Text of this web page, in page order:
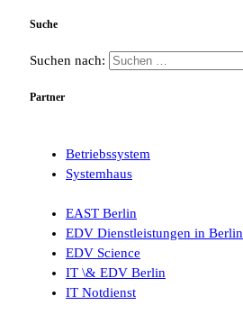
Suche
Suchen nach:
Partner
Betriebssystem
Systemhaus
EAST Berlin
EDV Dienstleistungen in Berlin
EDV Science
IT \& EDV Berlin
IT Notdienst